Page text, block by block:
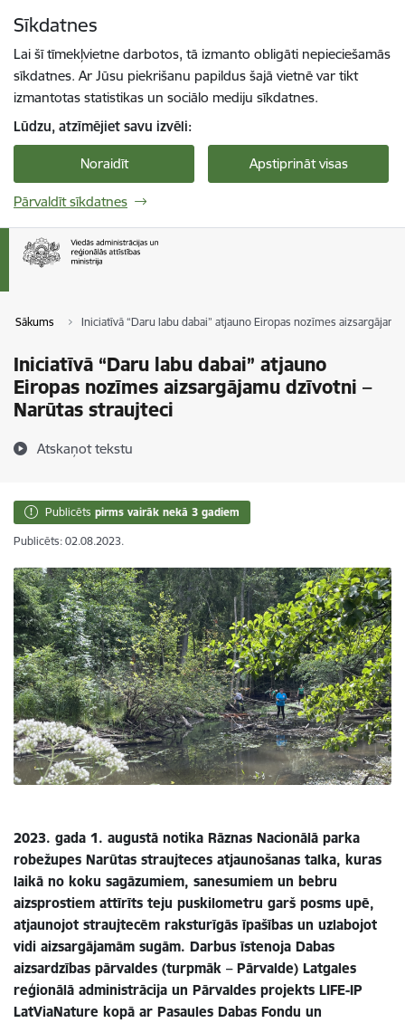
Sīkdatnes
Lai šī tīmekļvietne darbotos, tā izmanto obligāti nepieciešamās
sīkdatnes. Ar Jūsu piekrišanu papildus šajā vietnē var tikt
izmantotas statistikas un sociālo mediju sīkdatnes.
Lūdzu, atzīmējiet savu izvēli:
Noraidīt Apstiprināt visas
Pārvaldīt sīkdatnes
Sākums Iniciatīvā “Daru labu dabai” atjauno Eiropas nozīmes
Iniciatīvā “Daru labu dabai” atjauno
Eiropas nozīmes aizsargājamu dzīvotni –
Narūtas straujteci
Atskaņot tekstu
Publicēts pirms vairāk nekā 3 gadiem
Publicēts: 02.08.2023.
2023. gada 1. augustā notika Rāznas Nacionālā parka
robežupes Narūtas straujteces atjaunošanas talka, kuras
laikā no koku sagāzumiem, sanesumiem un bebru
aizsprostiem attīrīts teju puskilometru garš posms upē,
atjaunojot straujtecēm raksturīgās īpašības un uzlabojot
vidi aizsargājamām sugām. Darbus īstenoja Dabas
aizsardzības pārvaldes (turpmāk – Pārvalde) Latgales
reģionālā administrācija un Pārvaldes projekts LIFE-IP
LatViaNature kopā ar Pasaules Dabas Fondu un